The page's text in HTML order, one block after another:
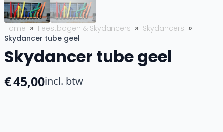
Home Feestbogen & Skydancers
Skydancers
Skydancer tube geel
Skydancer tube geel
€45,00incl. btw